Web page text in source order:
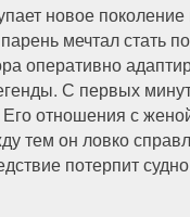
новое
мечтал
оперативно
С первых
отношения с
тем он ловко
потерпит